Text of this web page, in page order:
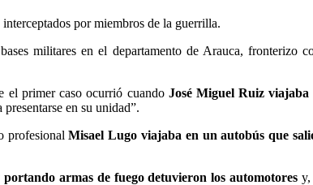
por miembros de la guerrilla.
militares en el departamento de Arauca,
primer caso ocurrió cuandoJosé Miguel Ruiz viajaba
en su unidad”.
profesionalMisael Lugo viajaba en un autobús que
armas de fuego detuvieron los automotores y,